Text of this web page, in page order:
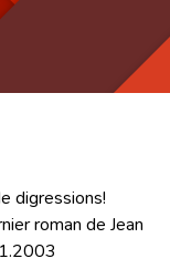
digressions!
roman de Jean